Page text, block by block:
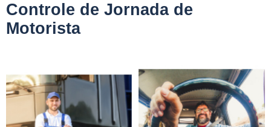
Controle de Jornada de
Motorista